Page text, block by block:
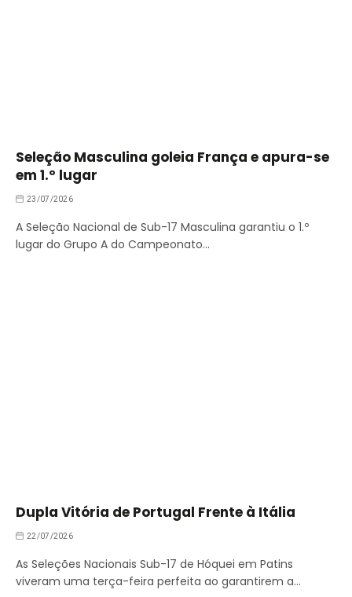
Seleção Masculina goleia França e apura-se
em 1.º lugar
23/07/2026
A Seleção Nacional de Sub-17 Masculina garantiu o 1.º
lugar do Grupo A do Campeonato…
Dupla Vitória de Portugal Frente à Itália
22/07/2026
As Seleções Nacionais Sub-17 de Hóquei em Patins
viveram uma terça-feira perfeita ao garantirem a…